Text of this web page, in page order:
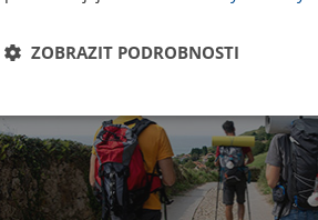
ZOBRAZIT PODROBNOSTI